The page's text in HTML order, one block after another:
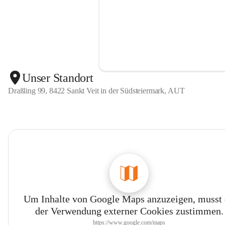
Unser Standort
Draßling 99, 8422 Sankt Veit in der Südsteiermark, AUT
Um Inhalte von Google Maps anzuzeigen, musst
der Verwendung externer Cookies zustimmen.
https://www.google.com/maps